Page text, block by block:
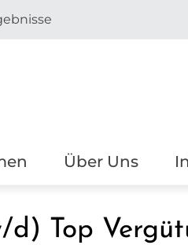
Über Uns
d) Top